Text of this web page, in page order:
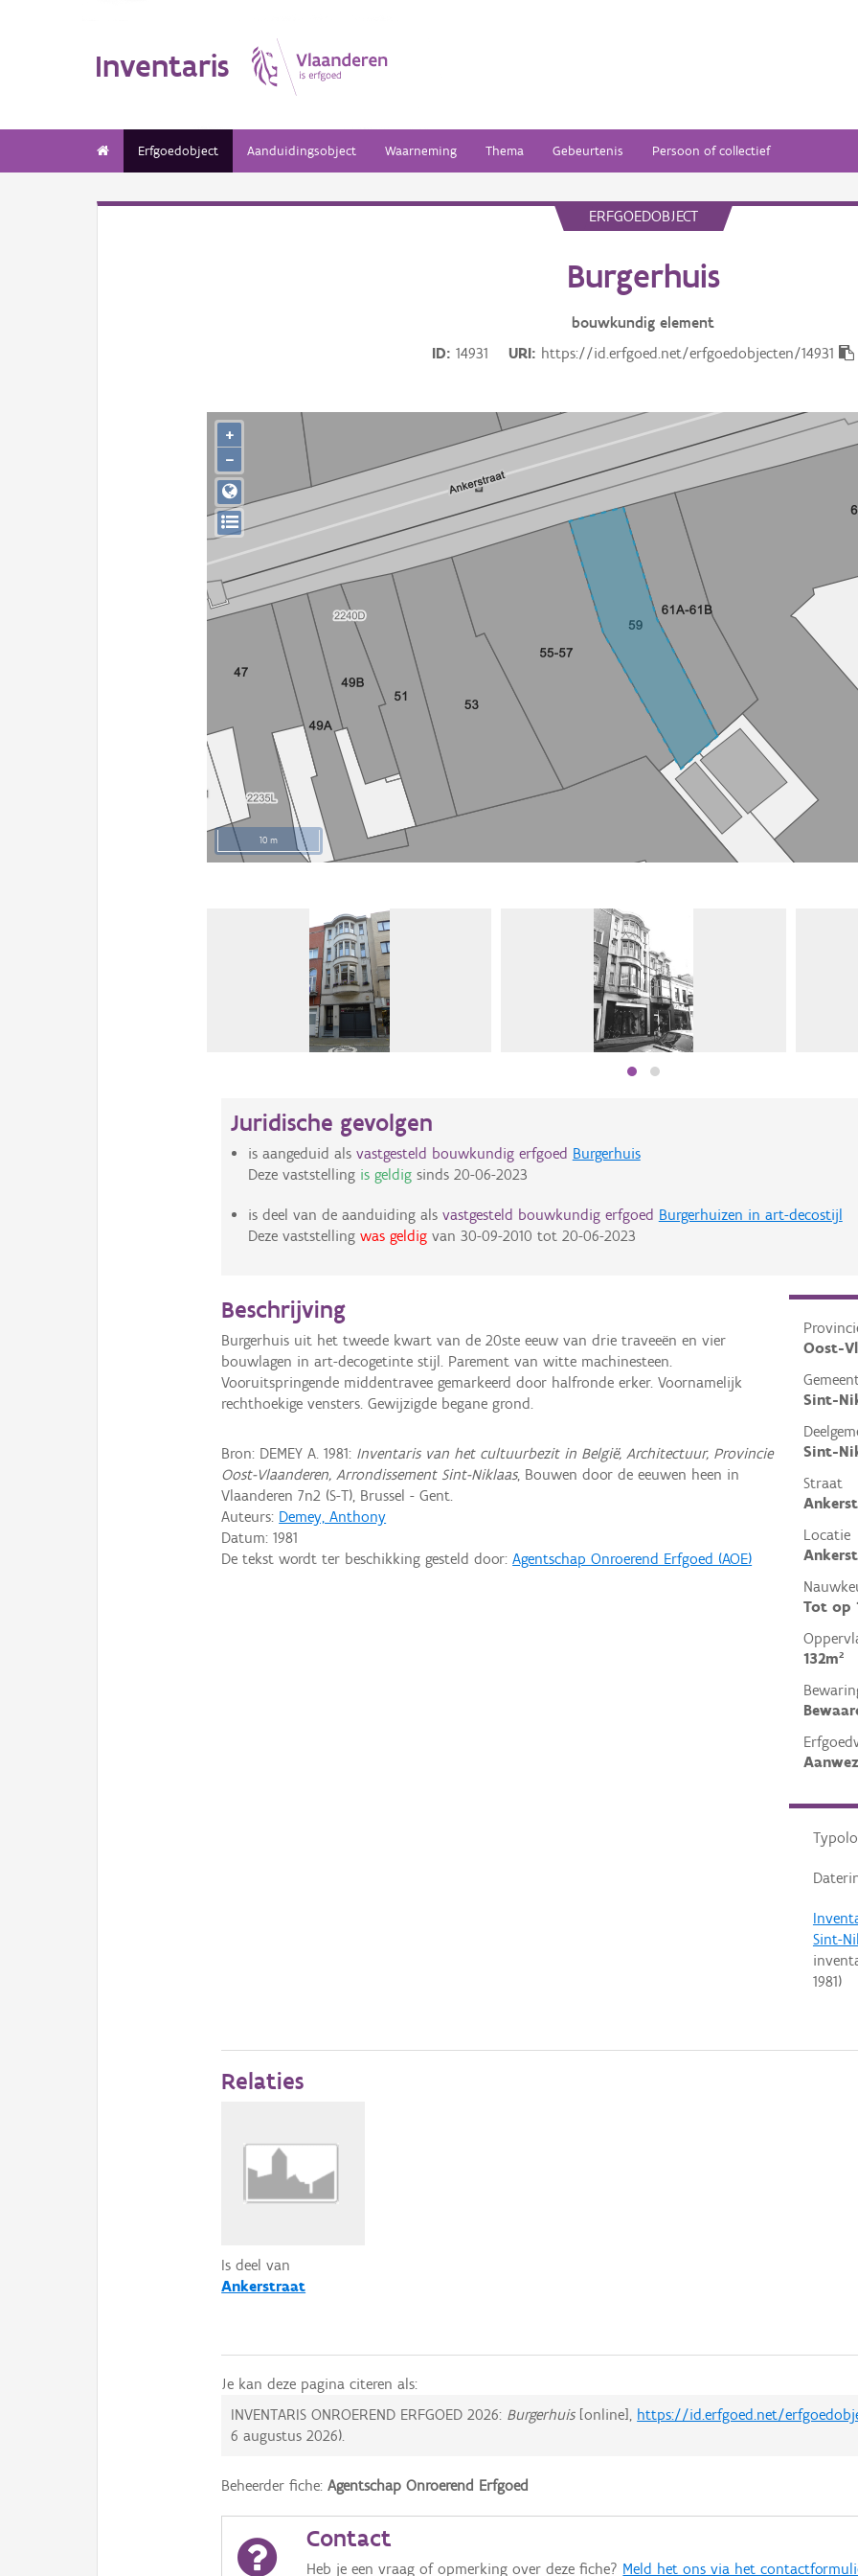
Inventaris
Erfgoedobject Aanduidingsobject Waarneming Thema Gebeurtenis Persoon of collectief
ERFGOEDOBJECT
Burgerhuis
bouwkundig element
ID
14931 URI https://id.erfgoed.net/erfgoedobjecten/14931
10 m
+
−
Juridische gevolgen
is aangeduid als vastgesteld bouwkundig erfgoed Burgerhuis
Deze vaststelling is geldigsinds 20-06-2023
is deel van de aanduiding als vastgesteld bouwkundig erfgoed Burgerhuizen in art-decostijl
Deze vaststelling was geldigvan 30-09-2010 tot 20-06-2023
Oost-
Sint-
Sint-
Straat
Locatie
Tot op
132m²
Sint-
1981)
Beschrijving
Burgerhuis uit het tweede kwart van de 20ste eeuw van drie traveeën en vier
bouwlagen in art-decogetinte stijl. Parement van witte machinesteen.
Vooruitspringende middentravee gemarkeerd door halfronde erker. Voornamelijk
rechthoekige vensters. Gewijzigde begane grond.
Bron: DEMEY A. 1981: Inventaris van het cultuurbezit in België, Architectuur, Provincie
Oost-Vlaanderen, Arrondissement Sint-Niklaas, Bouwen door de eeuwen heen in
Vlaanderen 7n2 (S-T), Brussel - Gent.
Auteurs: Demey, Anthony
Datum:1981
De tekst wordt ter beschikking gesteld door:Agentschap Onroerend Erfgoed (AOE)
Relaties
Is deel van
Ankerstraat
Je kan deze pagina citeren als:
INVENTARIS ONROEREND ERFGOED 2026: Burgerhuis[online], https://id.erfgoed.net/
6 augustus 2026).
Beheerder fiche:Agentschap Onroerend Erfgoed
Contact
Heb je een vraag of opmerking over deze fiche? Meld het ons via het